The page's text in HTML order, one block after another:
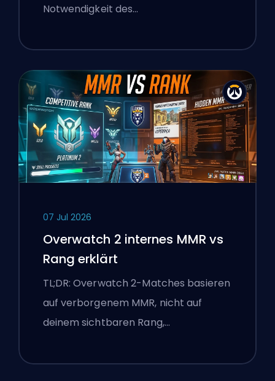
Notwendigkeit des…
07 Jul 2026
Overwatch 2 internes MMR vs
Rang erklärt
TL;DR: Overwatch 2-Matches basieren
auf verborgenem MMR, nicht auf
deinem sichtbaren Rang,…